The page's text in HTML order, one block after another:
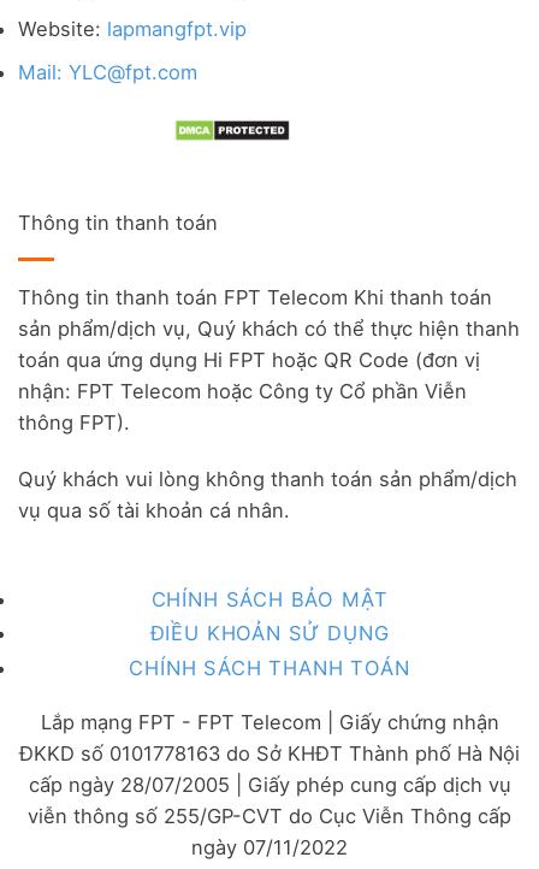
Website: lapmangfpt.vip
Mail: YLC@fpt.com
Thông tin thanh toán
Thông tin thanh toán FPT Telecom Khi thanh toán
sản phẩm/dịch vụ, Quý khách có thể thực hiện thanh
toán qua ứng dụng Hi FPT hoặc QR Code (đơn vị
nhận: FPT Telecom hoặc Công ty Cổ phần Viễn
thông FPT).
Quý khách vui lòng không thanh toán sản phẩm/dịch
vụ qua số tài khoản cá nhân.
CHÍNH SÁCH BẢO MẬT
ĐIỀU KHOẢN SỬ DỤNG
CHÍNH SÁCH THANH TOÁN
Lắp mạng FPT - FPT Telecom | Giấy chứng nhận
ĐKKD số 0101778163 do Sở KHĐT Thành phố Hà Nội
cấp ngày 28/07/2005 | Giấy phép cung cấp dịch vụ
viễn thông số 255/GP-CVT do Cục Viễn Thông cấp
ngày 07/11/2022